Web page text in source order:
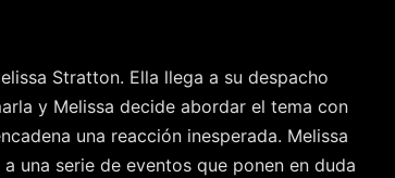
Stratton. Ella llega a su despacho
y Melissa decide abordar el tema con
una reacción inesperada. Melissa
una serie de eventos que ponen en duda